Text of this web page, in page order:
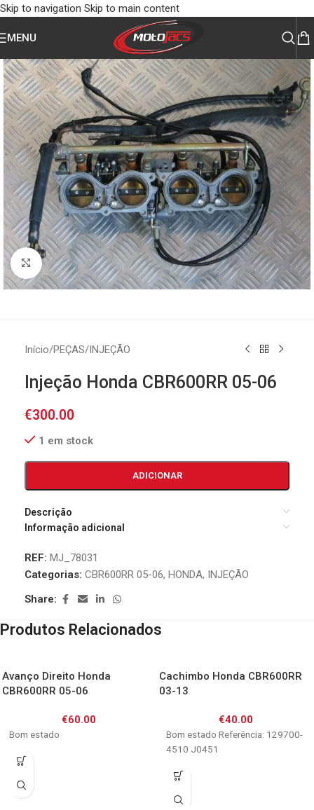
Skip to navigation Skip to main content
MENU
Click to enlarge
Início/PEÇAS/INJEÇÃO
Injeção Honda CBR600RR 05-06
€300.00
1 em stock
ADICIONAR
Descrição
Informação adicional
REF: MJ_78031
Categorias: CBR600RR 05-06, HONDA, INJEÇÃO
Share:
Produtos Relacionados
Avanço Direito Honda
CBR600RR 05-06
€60.00
Bom estado
Cachimbo Honda CBR600RR
03-13
€40.00
Bom estado Referência: 129700-
4510 J0451